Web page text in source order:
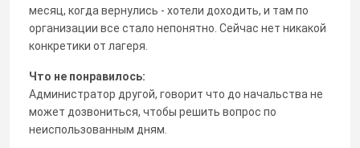
месяц, когда вернулись - хотели доходить, и там по
организации все стало непонятно. Сейчас нет никакой
конкретики от лагеря.
Что не понравилось:
Администратор другой, говорит что до начальства не
может дозвониться, чтобы решить вопрос по
неиспользованным дням.